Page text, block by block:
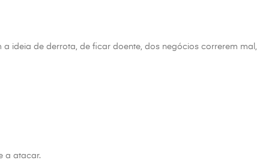
ideia de derrota, de ficar doente, dos negócios correrem mal,
a atacar.